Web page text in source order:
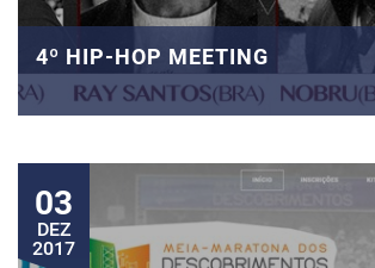
4º HIP-HOP MEETING
03
DEZ
2017